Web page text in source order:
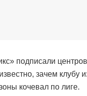
подписали
зачем
кочевал по лиге.